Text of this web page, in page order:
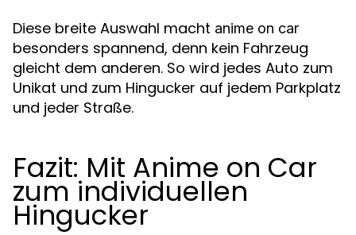
Diese breite Auswahl macht anime on car
besonders spannend, denn kein Fahrzeug
gleicht dem anderen. So wird jedes Auto zum
Unikat und zum Hingucker auf jedem Parkplatz
und jeder Straße.
Fazit: Mit Anime on Car
zum individuellen
Hingucker